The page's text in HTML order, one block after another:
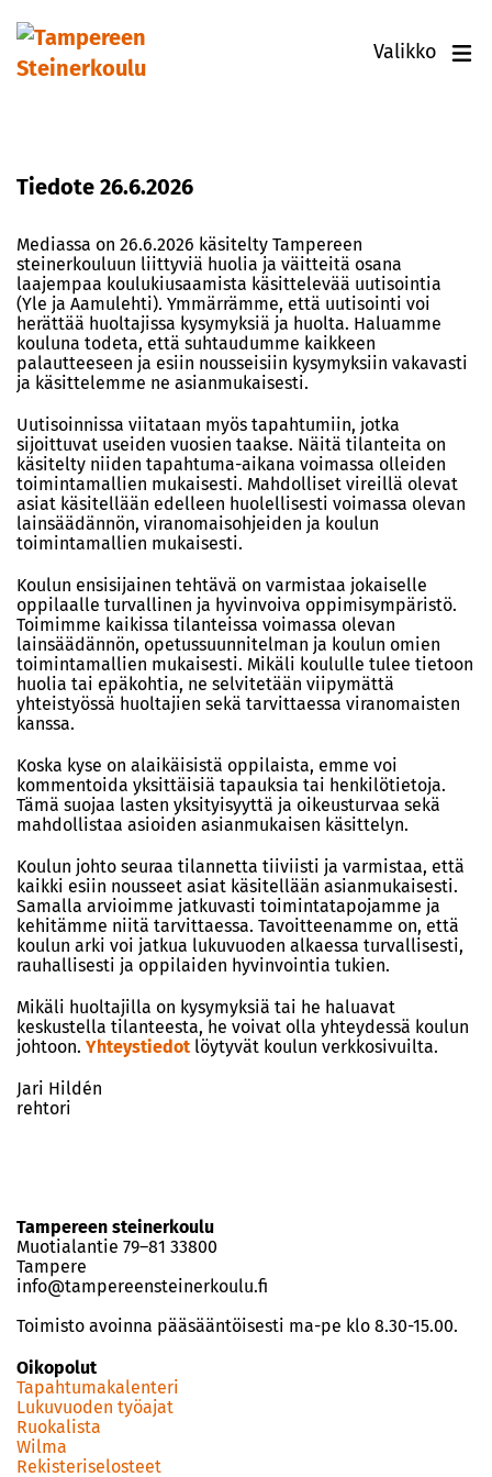
Valikko
Tiedote 26.6.2026
Mediassa on 26.6.2026 käsitelty Tampereen
steinerkouluun liittyviä huolia ja väitteitä osana
laajempaa koulukiusaamista käsittelevää uutisointia
(Yle ja Aamulehti). Ymmärrämme, että uutisointi voi
herättää huoltajissa kysymyksiä ja huolta. Haluamme
kouluna todeta, että suhtaudumme kaikkeen
palautteeseen ja esiin nousseisiin kysymyksiin vakavasti
ja käsittelemme ne asianmukaisesti.
Uutisoinnissa viitataan myös tapahtumiin, jotka
sijoittuvat useiden vuosien taakse. Näitä tilanteita on
käsitelty niiden tapahtuma-aikana voimassa olleiden
toimintamallien mukaisesti. Mahdolliset vireillä olevat
asiat käsitellään edelleen huolellisesti voimassa olevan
lainsäädännön, viranomaisohjeiden ja koulun
toimintamallien mukaisesti.
Koulun ensisijainen tehtävä on varmistaa jokaiselle
oppilaalle turvallinen ja hyvinvoiva oppimisympäristö.
Toimimme kaikissa tilanteissa voimassa olevan
lainsäädännön, opetussuunnitelman ja koulun omien
toimintamallien mukaisesti. Mikäli koululle tulee tietoon
huolia tai epäkohtia, ne selvitetään viipymättä
yhteistyössä huoltajien sekä tarvittaessa viranomaisten
kanssa.
Koska kyse on alaikäisistä oppilaista, emme voi
kommentoida yksittäisiä tapauksia tai henkilötietoja.
Tämä suojaa lasten yksityisyyttä ja oikeusturvaa sekä
mahdollistaa asioiden asianmukaisen käsittelyn.
Koulun johto seuraa tilannetta tiiviisti ja varmistaa, että
kaikki esiin nousseet asiat käsitellään asianmukaisesti.
Samalla arvioimme jatkuvasti toimintatapojamme ja
kehitämme niitä tarvittaessa. Tavoitteenamme on, että
koulun arki voi jatkua lukuvuoden alkaessa turvallisesti,
rauhallisesti ja oppilaiden hyvinvointia tukien.
Mikäli huoltajilla on kysymyksiä tai he haluavat
keskustella tilanteesta, he voivat olla yhteydessä koulun
johtoon. Yhteystiedot löytyvät koulun verkkosivuilta.
Jari Hildén
rehtori
Tampereen steinerkoulu
Muotialantie 79–81 33800
Tampere
info@tampereensteinerkoulu.fi
Toimisto avoinna pääsääntöisesti ma-pe klo 8.30-15.00.
Oikopolut
Tapahtumakalenteri
Lukuvuoden työajat
Ruokalista
Wilma
Rekisteriselosteet